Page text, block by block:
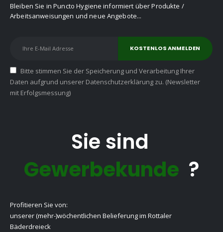
Bleiben Sie in Puncto Hygiene informiert über Produkte /
Arbeitsanweisungen und neue Angebote...
Bitte stimmen Sie der Speicherung und Verarbeitung Ihrer
Daten aufgrund unserer Datenschutzerklärung zu. (Newsletter
mit Erfolgsmessung)
Sie sind
Gewerbekunde ?
Profitieren Sie von:
unserer (mehr-)wöchentlichen Belieferung im Rottaler
Bäderdreieck